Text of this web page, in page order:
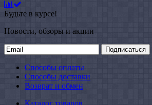
Будьте в курсе!
Новости, обзоры и акции
Подписаться
Способы оплаты
Способы доставки
Возврат и обмен
Каталог товаров